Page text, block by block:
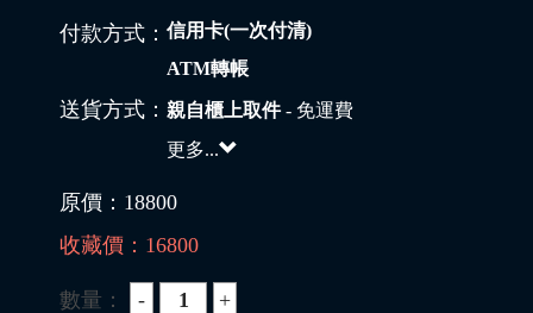
付款方式： 信用卡(一次付清)
ATM轉帳
送貨方式： 親自櫃上取件- 免運費
更多...
原價： 18800
收藏價： 16800
數量：